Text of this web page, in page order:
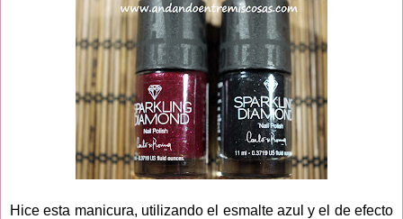
Hice esta manicura, utilizando el esmalte azul y el de efecto